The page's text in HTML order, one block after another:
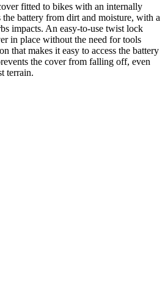
fitted to bikes with an internally
the battery from dirt and moisture, with a
impacts. An easy-to-use twist lock
in place without the need for tools
that makes it easy to access the battery
the cover from falling off, even
terrain.